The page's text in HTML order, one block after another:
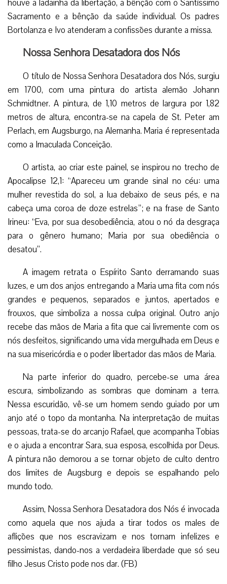
houve a ladainha da libertação, a bênção com o Santíssimo
Sacramento e a bênção da saúde individual. Os padres
Bortolanza e Ivo atenderam a confissões durante a missa.
Nossa Senhora Desatadora dos Nós
O título de Nossa Senhora Desatadora dos Nós, surgiu
em 1700, com uma pintura do artista alemão Johann
Schmidtner. A pintura, de 1,10 metros de largura por 1,82
metros de altura, encontra-se na capela de St. Peter am
Perlach, em Augsburgo, na Alemanha. Maria é representada
como a Imaculada Conceição.
O artista, ao criar este painel, se inspirou no trecho de
Apocalipse 12,1: “Apareceu um grande sinal no céu: uma
mulher revestida do sol, a lua debaixo de seus pés, e na
cabeça uma coroa de doze estrelas”; e na frase de Santo
Irineu: “Eva, por sua desobediência, atou o nó da desgraça
para o gênero humano; Maria por sua obediência o
desatou”.
A imagem retrata o Espírito Santo derramando suas
luzes, e um dos anjos entregando a Maria uma fita com nós
grandes e pequenos, separados e juntos, apertados e
frouxos, que simboliza a nossa culpa original. Outro anjo
recebe das mãos de Maria a fita que cai livremente com os
nós desfeitos, significando uma vida mergulhada em Deus e
na sua misericórdia e o poder libertador das mãos de Maria.
Na parte inferior do quadro, percebe-se uma área
escura, simbolizando as sombras que dominam a terra.
Nessa escuridão, vê-se um homem sendo guiado por um
anjo até o topo da montanha. Na interpretação de muitas
pessoas, trata-se do arcanjo Rafael, que acompanha Tobias
e o ajuda a encontrar Sara, sua esposa, escolhida por Deus.
A pintura não demorou a se tornar objeto de culto dentro
dos limites de Augsburg e depois se espalhando pelo
mundo todo.
Assim, Nossa Senhora Desatadora dos Nós é invocada
como aquela que nos ajuda a tirar todos os males de
aflições que nos escravizam e nos tornam infelizes e
pessimistas, dando-nos a verdadeira liberdade que só seu
filho Jesus Cristo pode nos dar. (FB)